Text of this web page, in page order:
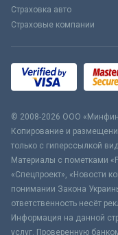
Страховка авто
Страховые компании
© 2008-2026 ООО
Копирование и
только с гиперссылкой
Материалы с пометками
«Спецпроект», «Новости
понимании Закона
ответственность несёт
Информация на данной
услуг. Проверенную